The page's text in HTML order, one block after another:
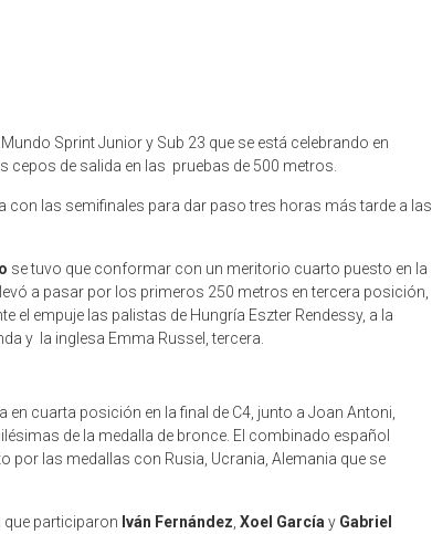
Sprint Junior y Sub 23 que se está celebrando en
de salida en las pruebas de 500 metros.
con las semifinales para dar paso tres horas más tarde a las
se tuvo que conformar con un meritorio cuarto puesto en la
a pasar por los primeros 250 metros en tercera posición,
el empuje las palistas de Hungría Eszter Rendessy, a la
y la inglesa Emma Russel, tercera.
en cuarta posición en la final de C4, junto a Joan Antoni,
de la medalla de bronce. El combinado español
las medallas con Rusia, Ucrania, Alemania que se
que participaron Iván Fernández Xoel García y Gabriel